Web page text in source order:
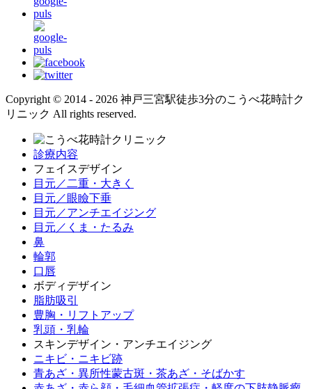
Copyright © 2014 - 2026 神戸三宮駅徒歩3分のこうべ花時計ク
リニック All rights reserved.
診療内容
フェイスデザイン
目元／二重・大きく
目元／眼瞼下垂
目元／アンチエイジング
目元／くま・たるみ
鼻
輪郭
口唇
ボディデザイン
脂肪吸引
豊胸・リフトアップ
乳頭・乳輪
スキンデザイン・アンチエイジング
ニキビ・ニキビ跡
青あざ・異所性蒙古斑・茶あざ・そばかす